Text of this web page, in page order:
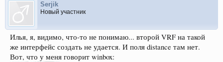
Serjik
Новый участник
Илья, я, видимо, что-то не понимаю... второй VRF на такой
же интерфейс создать не удается. И поля distance там нет.
Вот, что у меня говорит winbox: